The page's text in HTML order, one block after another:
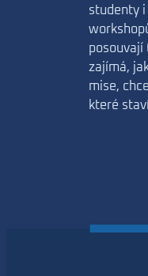
studenty i
posouvají
zajímá,
mise,
které